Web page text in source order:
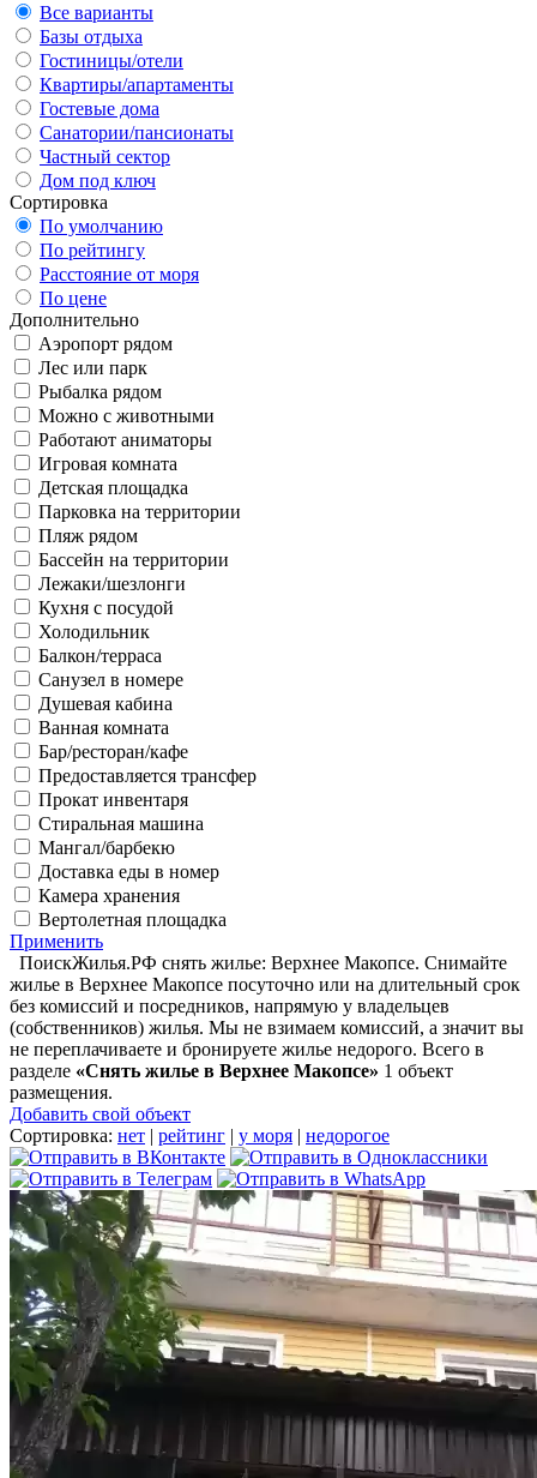
Все варианты
Базы отдыха
Гостиницы/отели
Квартиры/апартаменты
Гостевые дома
Санатории/пансионаты
Частный сектор
Дом под ключ
Сортировка
По умолчанию
По рейтингу
Расстояние от моря
По цене
Дополнительно
Аэропорт рядом
Лес или парк
Рыбалка рядом
Можно с животными
Работают аниматоры
Игровая комната
Детская площадка
Парковка на территории
Пляж рядом
Бассейн на территории
Лежаки/шезлонги
Кухня с посудой
Холодильник
Балкон/терраса
Санузел в номере
Душевая кабина
Ванная комната
Бар/ресторан/кафе
Предоставляется трансфер
Прокат инвентаря
Стиральная машина
Мангал/барбекю
Доставка еды в номер
Камера хранения
Вертолетная площадка
Применить
ПоискЖилья.РФ снять жилье: Верхнее Макопсе. Снимайте
жилье в Верхнее Макопсе посуточно или на длительный срок
без комиссий и посредников, напрямую у владельцев
(собственников) жилья. Мы не взимаем комиссий, а значит вы
не переплачиваете и бронируете жилье недорого. Всего в
разделе «Снять жилье в Верхнее Макопсе» 1 объект
размещения.
Добавить свой объект
Сортировка: нет | рейтинг | у моря | недорогое